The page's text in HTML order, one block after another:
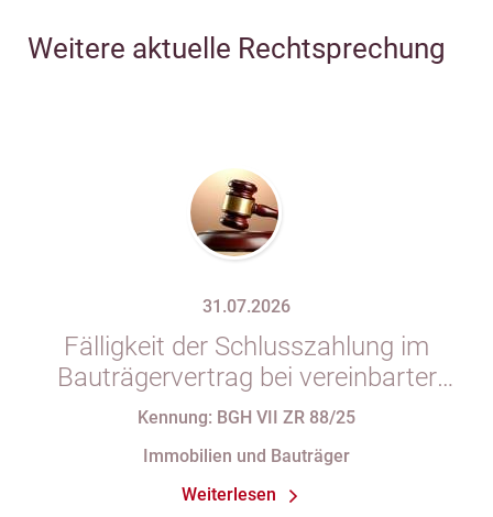
Weitere aktuelle Rechtsprechung
31.07.2026
Fälligkeit der Schlusszahlung im
Bauträgervertrag bei vereinbarter
Zahlung „nach vollständiger
Abnahmeprotokoll festgehaltener
Mängel am Sondereigentum
Kennung: BGH VII ZR 88/25
Immobilien und Bauträger
Weiterlesen